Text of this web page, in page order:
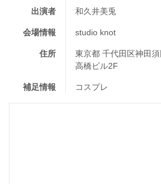
出演者 和久井美兎
会場情報 studio knot
住所
東京都 千代田区神田
高橋ビル2F
補足情報 コスプレ